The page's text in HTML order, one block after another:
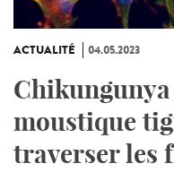
ACTUALITÉ 04.05.2023
moustique
traverser les